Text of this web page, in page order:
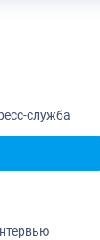
служба